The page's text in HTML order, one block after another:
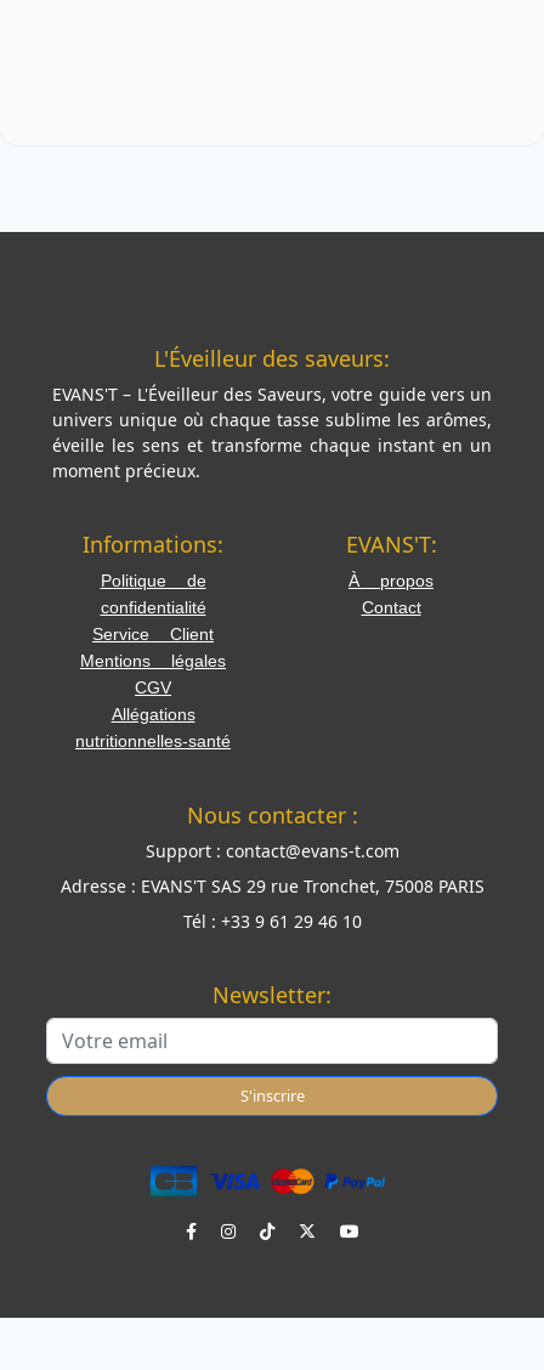
L'Éveilleur des saveurs:
EVANS'T – L'Éveilleur des Saveurs, votre guide vers un
univers unique où chaque tasse sublime les arômes,
éveille les sens et transforme chaque instant en un
moment précieux.
Informations:
Politique de
confidentialité
Service Client
Mentions légales
CGV
Allégations
nutritionnelles-santé
EVANS'T:
À propos
Contact
Nous contacter :
Support : contact@evans-t.com
Adresse : EVANS'T SAS 29 rue Tronchet, 75008 PARIS
Tél : +33 9 61 29 46 10
Newsletter:
S'inscrire